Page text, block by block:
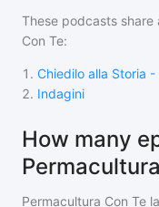
These podcasts share
Con Te:
1 . Chiedilo alla Storia
2. Indagini
How many
Permacultura Con Te